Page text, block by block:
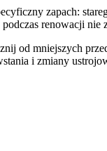
zapach:
renowacji nie
od mniejszych
i zmiany